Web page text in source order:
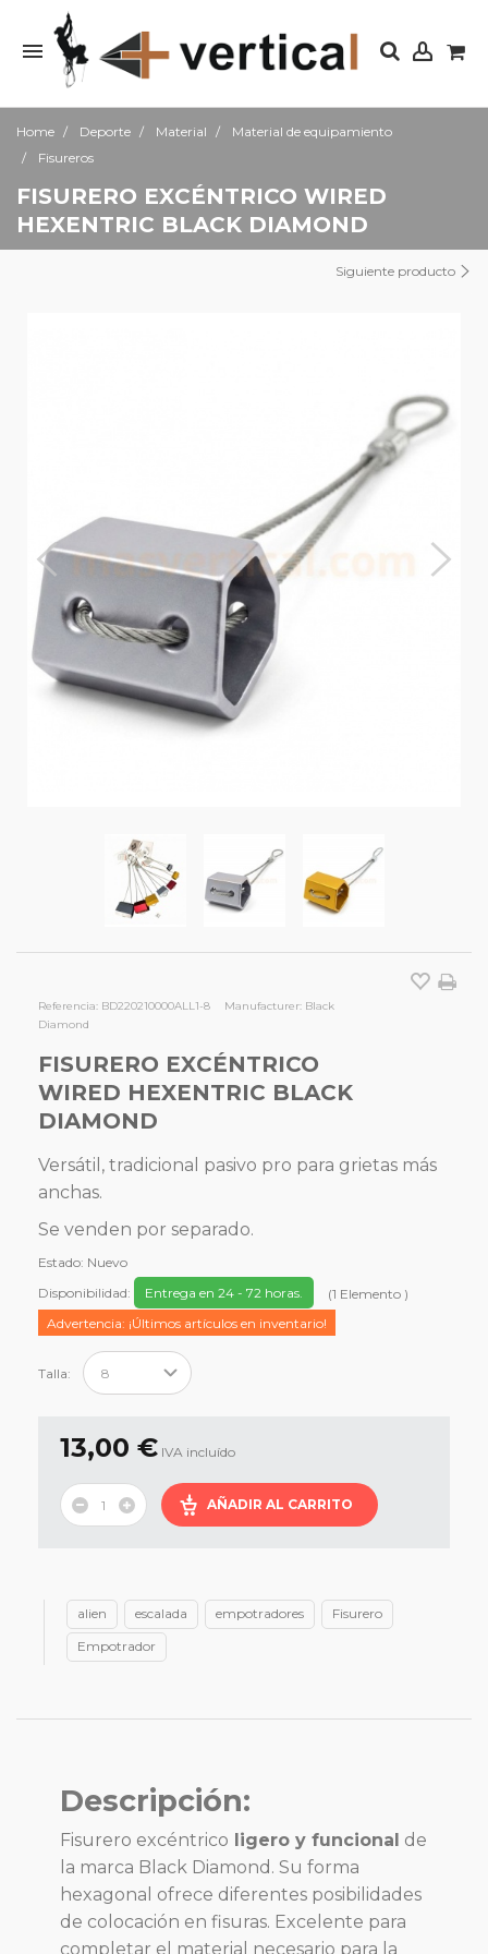
Home Deporte Material
Material de equipamiento
Fisureros
FISURERO EXCÉNTRICO WIRED
HEXENTRIC BLACK DIAMOND
Siguiente producto
Referencia: BD220210000ALL1-8 Manufacturer: Black
Diamond
FISURERO EXCÉNTRICO
WIRED HEXENTRIC BLACK
DIAMOND
Versátil, tradicional pasivo pro para grietas más
anchas.
Se venden por separado.
Estado: Nuevo
Disponibilidad:
Entrega en 24 - 72 horas. (1 Elemento )
Advertencia: ¡Últimos artículos en inventario!
Talla:
13,00 € IVA incluído
AÑADIR AL CARRITO
alien escalada empotradores
Fisurero
Empotrador
Descripción:
Fisurero excéntrico ligero y funcional de
la marca Black Diamond. Su forma
hexagonal ofrece diferentes posibilidades
de colocación en fisuras. Excelente para
completar el material necesario para la